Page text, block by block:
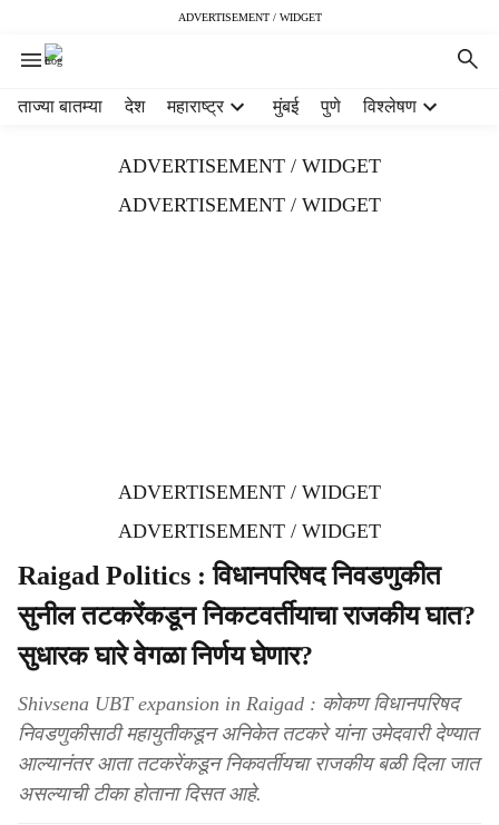
ADVERTISEMENT / WIDGET
ताज्या बातम्या देश महाराष्ट्र मुंबई पुणे विश्लेषण
ADVERTISEMENT / WIDGET
ADVERTISEMENT / WIDGET
ADVERTISEMENT / WIDGET
ADVERTISEMENT / WIDGET
Raigad Politics : विधानपरिषद निवडणुकीत
सुनील तटकरेंकडून निकटवर्तीयाचा राजकीय घात?
सुधारक घारे वेगळा निर्णय घेणार?
Shivsena UBT expansion in Raigad : कोकण विधानपरिषद
निवडणुकीसाठी महायुतीकडून अनिकेत तटकरे यांना उमेदवारी देण्यात
आल्यानंतर आता तटकरेंकडून निकवर्तीयचा राजकीय बळी दिला जात
असल्याची टीका होताना दिसत आहे.